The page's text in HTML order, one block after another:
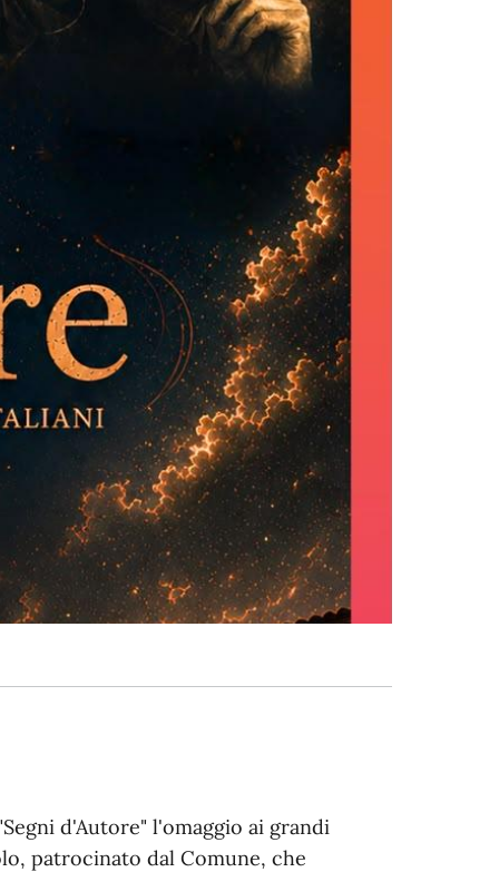
d'Autore" l'omaggio ai grandi
patrocinato dal Comune, che